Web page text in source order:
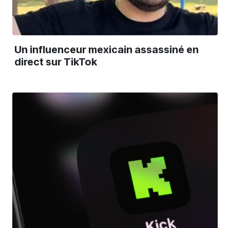
Un influenceur mexicain assassiné en
direct sur TikTok